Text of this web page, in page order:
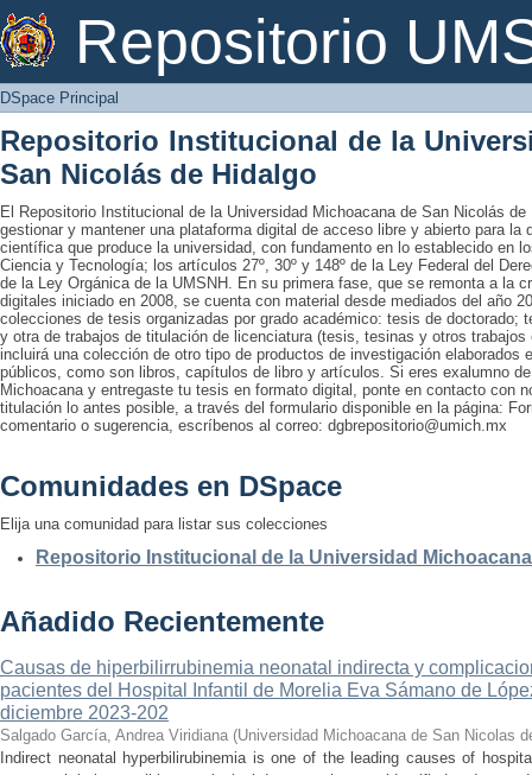
Repositorio
DSpace Principal
DSpace Principal
Repositorio Institucional de la
San Nicolás de Hidalgo
El Repositorio Institucional de la Universidad Michoacana de San Nicolás
gestionar y mantener una plataforma digital de acceso libre y abierto para la
científica que produce la universidad, con fundamento en lo establecido en
Ciencia y Tecnología; los artículos 27º, 30º y 148º de la Ley Federal del
de la Ley Orgánica de la UMSNH. En su primera fase, que se remonta a la
digitales iniciado en 2008, se cuenta con material desde mediados del año
colecciones de tesis organizadas por grado académico: tesis de doctorado;
y otra de trabajos de titulación de licenciatura (tesis, tesinas y otros
incluirá una colección de otro tipo de productos de investigación elaborados
públicos, como son libros, capítulos de libro y artículos. Si eres exalumno
Michoacana y entregaste tu tesis en formato digital, ponte en contacto con
titulación lo antes posible, a través del formulario disponible en la página:
comentario o sugerencia, escríbenos al correo: dgbrepositorio@umich.mx
Comunidades en DSpace
Elija una comunidad para listar sus colecciones
Repositorio Institucional de la Universidad
Añadido Recientemente
Causas de hiperbilirrubinemia neonatal indirecta y
pacientes del Hospital Infantil de Morelia Eva Sámano de
diciembre 2023-202
Salgado García, Andrea Viridiana (Universidad Michoacana de San Nicolas
Indirect neonatal hyperbilirubinemia is one of the leading causes of